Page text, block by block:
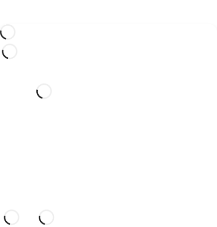
Möchten Sie Ihre Hochzeit in
diesem traumhaften Hotel